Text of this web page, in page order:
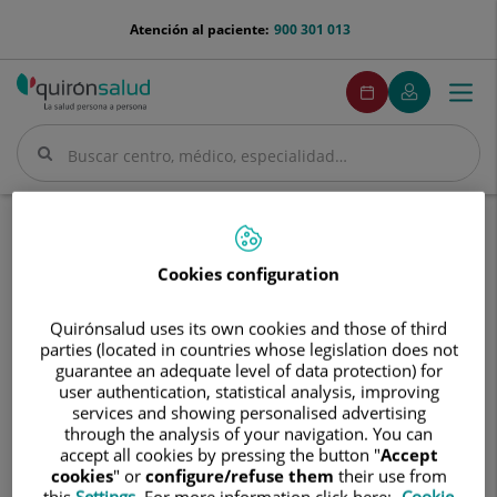
menu-
900 301 013
Atención al paciente:
Buscar
Buscar
menuPedirCita
Pedir
cita
Mi
Quirónsalud
Menú
Bárbara Romero Núñez
Bárbara
Romero
Núñez
BárbaraRomero Núñez
FACULTATIVO ESPECIALISTA OFTALMOLOGÍA
Cookies configuration
Quirónsalud uses its own cookies and those of third
parties (located in countries whose legislation does not
guarantee an adequate level of data protection) for
user authentication, statistical analysis, improving
services and showing personalised advertising
through the analysis of your navigation. You can
accept all cookies by pressing the button "Accept
cookies" or configure/refuse them their use from